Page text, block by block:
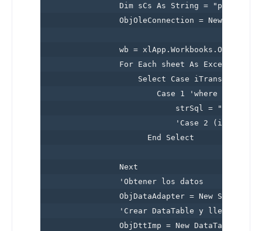
Dim sCs As String =
ObjOleConnection = New
wb =
For Each sheet As
                    Select Case iTrans
Case 1 'where
strSql = "select
'Case 2
                      End Select
                Next
                'Obtener los datos
ObjDataAdapter = New
                'Crear DataTable y llenarlo
                ObjDttImp = New DataTable